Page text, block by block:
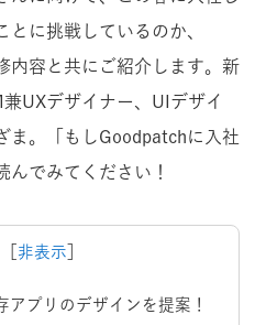
に挑戦しているのか、
内容と共にご紹介します。新
UXデザイナー、UIデザイ
ま。「もしGoodpatchに入社
でみてください！
非表示
アプリのデザインを提案！